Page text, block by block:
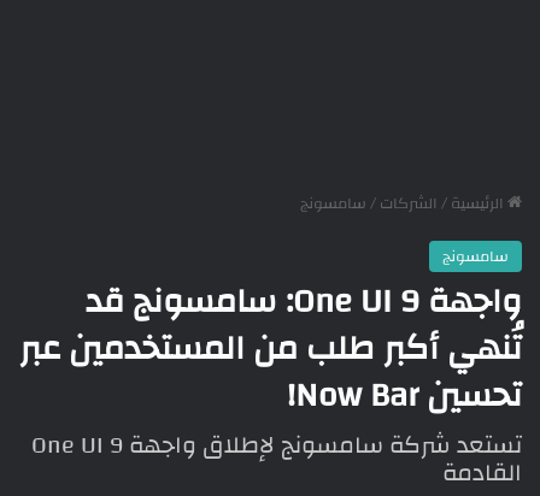
الرئيسية/ الشركات/سامسونج
سامسونج
واجهة One UI 9: سامسونج قد
تُنهي أكبر طلب من المستخدمين عبر
تحسين Now Bar!
تستعد شركة سامسونج لإطلاق واجهة One UI 9
القادمة